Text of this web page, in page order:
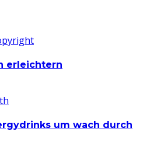
erleichtern
um wach durch